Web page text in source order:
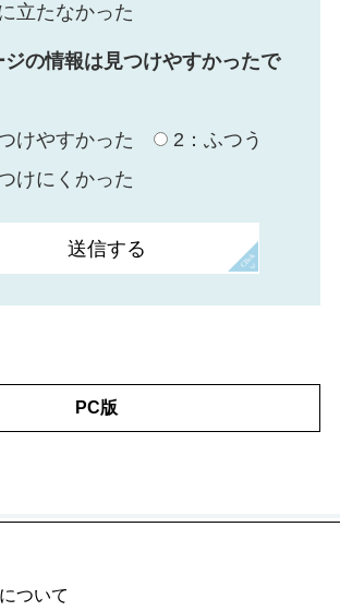
立たなかった
ジの情報は見つけやすかったで
けやすかった
2：ふつう
けにくかった
PC版
ついて